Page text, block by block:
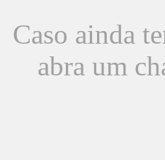
Caso ainda
abra um